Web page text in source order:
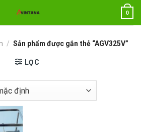
0
/ Sản phẩm được gắn thẻ “AGV325V”
LỌC